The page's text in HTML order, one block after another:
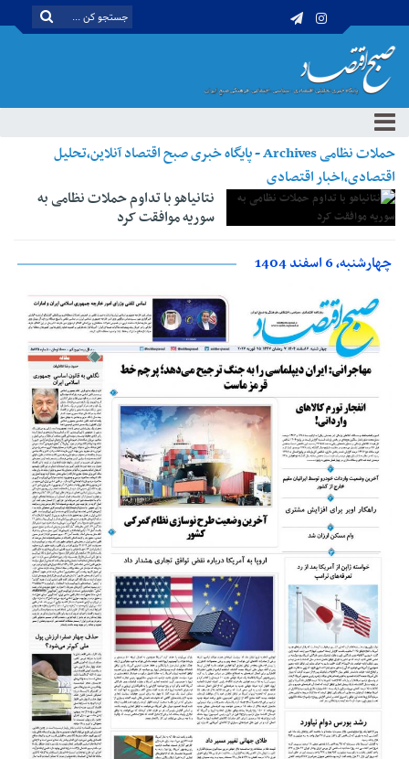
حملات نظامی Archives - پایگاه خبری صبح اقتصاد آنلاین،تحلیل
اقتصادی،اخبار اقتصادی
نتانیاهو با تداوم حملات نظامی به
سوریه موافقت کرد
چهارشنبه، 6 اسفند 1404